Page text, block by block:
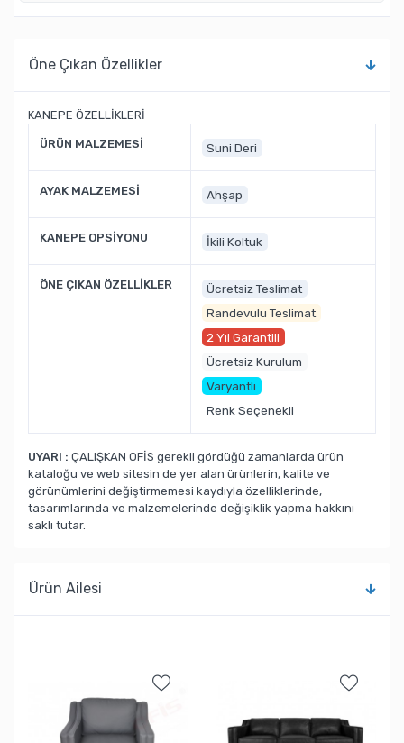
Öne Çıkan Özellikler
KANEPE ÖZELLİKLERİ
ÜRÜN MALZEMESİ Suni Deri
AYAK MALZEMESİ Ahşap
KANEPE OPSİYONU İkili Koltuk
ÖNE ÇIKAN ÖZELLİKLER
Ücretsiz Teslimat
Randevulu Teslimat
2 Yıl Garantili
Ücretsiz Kurulum
Varyantlı
Renk Seçenekli
UYARI : ÇALIŞKAN OFİS gerekli gördüğü zamanlarda ürün
kataloğu ve web sitesin de yer alan ürünlerin, kalite ve
görünümlerini değiştirmemesi kaydıyla özelliklerinde,
tasarımlarında ve malzemelerinde değişiklik yapma hakkını
saklı tutar.
Ürün Ailesi